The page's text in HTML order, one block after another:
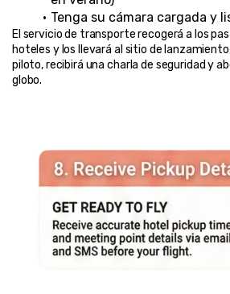
Tenga su cámara cargada y
El servicio de transporte recogerá a los
hoteles y los llevará al sitio de
piloto, recibirá una charla de seguridad y
globo.